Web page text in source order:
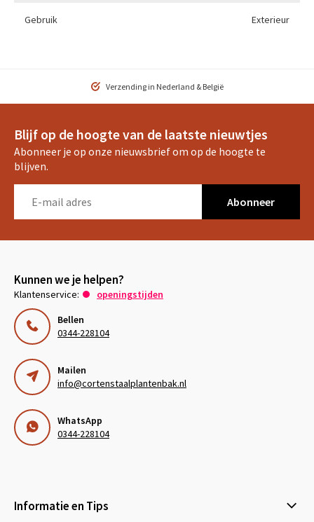
Gebruik Exterieur
Verzending in Nederland & België
Blijf op de hoogte van de laatste nieuwtjes
Abonneer je op onze nieuwsbrief om op de hoogte te
blijven.
Abonneer
Kunnen we je helpen?
Klantenservice:
openingstijden
Bellen
0344-228104
Mailen
info@cortenstaalplantenbak.nl
WhatsApp
0344-228104
Informatie en Tips